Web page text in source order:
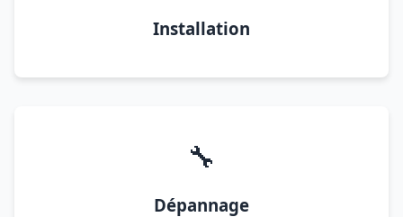
Installation
🔧
Dépannage